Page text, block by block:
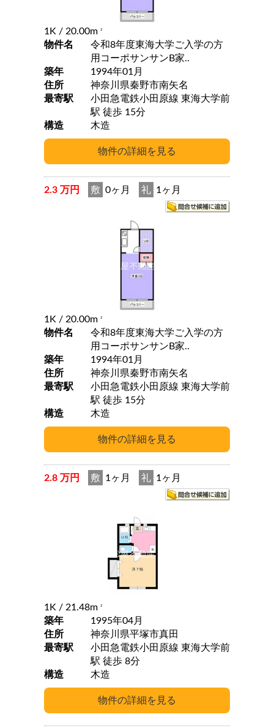
1K / 20.00m 2
物件名
令和8年度東海大学ご入学の方
用コーポサンサンB家..
築年
1994年01月
住所
神奈川県秦野市南矢名
最寄駅
小田急電鉄小田原線 東海大学前
駅 徒歩 15分
構造
木造
2.3 万円 敷 0ヶ月 礼 1ヶ月
1K / 20.00m 2
物件名
令和8年度東海大学ご入学の方
用コーポサンサンB家..
築年
1994年01月
住所
神奈川県秦野市南矢名
最寄駅
小田急電鉄小田原線 東海大学前
駅 徒歩 15分
構造
木造
2.8 万円 敷 1ヶ月 礼 1ヶ月
1K / 21.48m 2
築年
1995年04月
住所
神奈川県平塚市真田
最寄駅
小田急電鉄小田原線 東海大学前
駅 徒歩 8分
構造
木造